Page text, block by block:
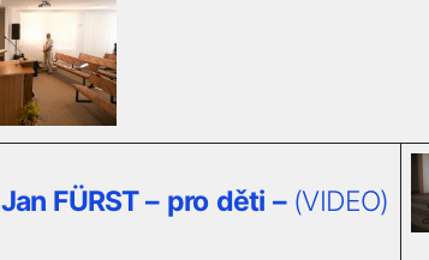
Jan FÜRST – pro děti – (VIDEO)